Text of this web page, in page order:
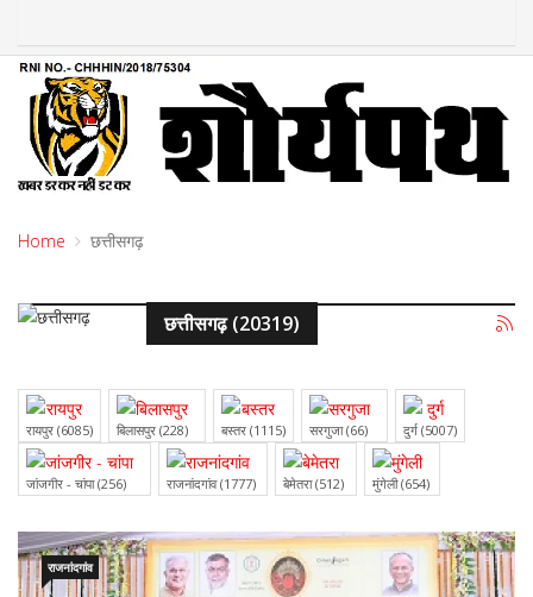
Home छत्तीसगढ़
छत्तीसगढ़ (20319)
रायपुर (6085) बिलासपुर (228) बस्तर (1115) सरगुजा (66) दुर्ग (5007)
जांजगीर - चांपा (256) राजनांदगांव (1777) बेमेतरा (512) मुंगेली (654)
राजनांदगांव